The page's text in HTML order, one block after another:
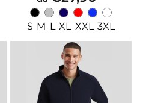
S M L XL XXL 3XL